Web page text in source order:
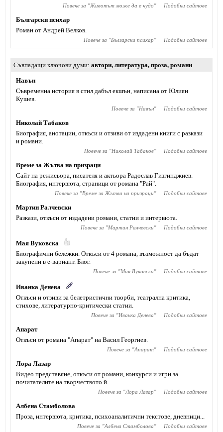
Повече за "Животът може да е чудо" Подобни сайтове
Български психар
Роман от Андрей Велков.
Повече за "Български психар" Подобни сайтове
Съвпадащи ключови думи автори, литература, проза, романи
Навън
Съвременна история в стил дабъл екшън, написана от Юлиян
Кушев.
Повече за "Навън" Подобни сайтове
Николай Табаков
Биография, анотации, откъси и отзиви от издадени книги с разкази
и романи.
Повече за "Николай Табаков" Подобни сайтове
Време за Жътва на призраци
Сайт на режисьора, писателя и актьора Радослав Гизгинджиев‎.
Биография, интервюта, страници от романа "Рай".
Повече за "Време за Жътва на призраци" Подобни сайтове
Мартин Ралчевски
Разкази, откъси от издадени романи, статии и интервюта.
Повече за "Мартин Ралчевски" Подобни сайтове
Мая Вуковска
Биографични бележки. Откъси от 4 романа, възможност да бъдат
закупени в е-вариант. Блог.
Повече за "Мая Вуковска" Подобни сайтове
Иванка Денева
Откъси и отзиви за белетристични творби, театрална критика,
стихове, литературно-критически статии.
Повече за "Иванка Денева" Подобни сайтове
Апарат
Откъси от романа "Апарат" на Васил Георгиев.
Повече за "Апарат" Подобни сайтове
Лора Лазар
Видео представяне, откъси от романи, конкурси и игри за
почитателите на творчеството й.
Повече за "Лора Лазар" Подобни сайтове
Албена Стамболова
Проза, интервюта, критика, психоаналитични текстове, дневници...
Повече за "Албена Стамболова" Подобни сайтове